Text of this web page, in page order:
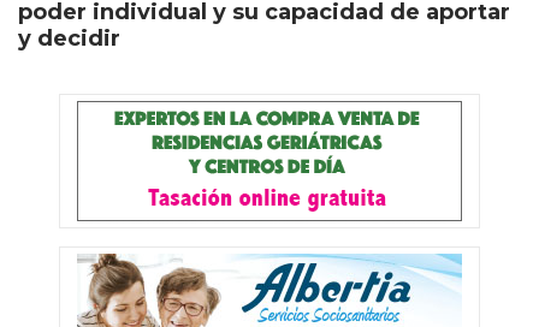
poder individual y su capacidad de aportar
y decidir